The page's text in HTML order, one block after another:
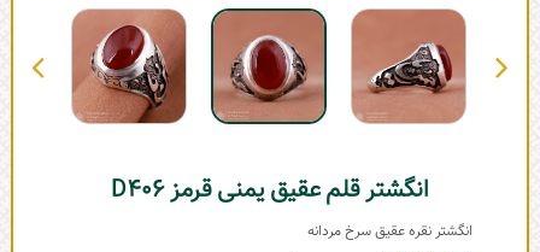
انگشتر قلم عقیق یمنی قرمز D406
انگشتر نقره عقیق سرخ مردانه